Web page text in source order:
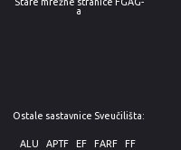
a
Ostale sastavnice Sveučilišta:
ALU APTF EF FARF
FF